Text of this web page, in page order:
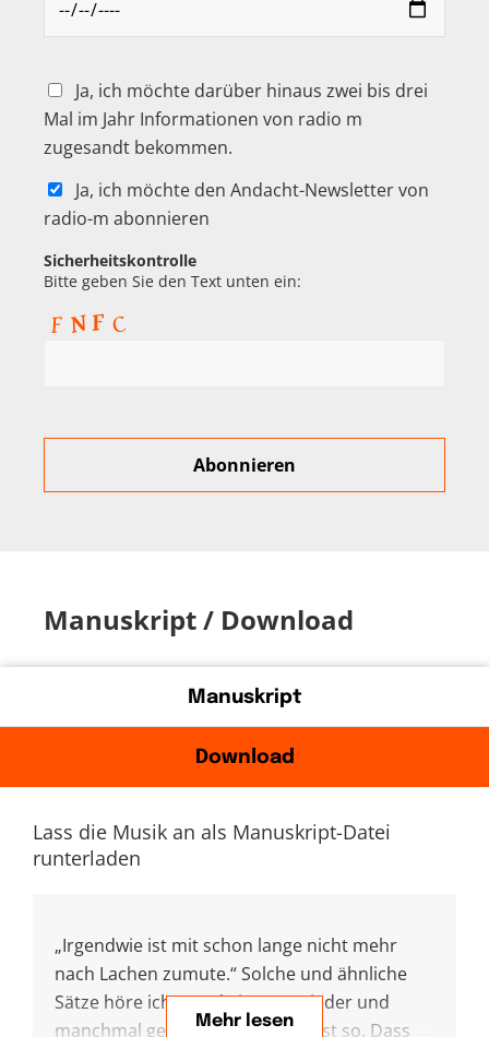
Ja, ich möchte darüber hinaus zwei bis drei
Mal im Jahr Informationen von radio m
zugesandt bekommen.
Ja, ich möchte den Andacht-Newsletter von
radio-m abonnieren
Sicherheitskontrolle
Bitte geben Sie den Text unten ein:
Manuskript / Download
Manuskript
Download
Lass die Musik an als Manuskript-Datei
runterladen
„Irgendwie ist mit schon lange nicht mehr
nach Lachen zumute.“ Solche und ähnliche
Sätze höre ich gerade immer wieder und
manchmal geht es mir auch selbst so. Dass
Mehr lesen